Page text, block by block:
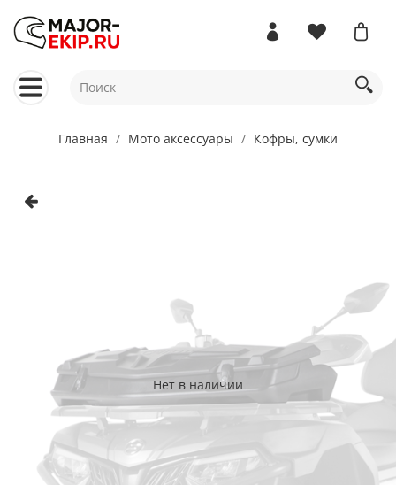
Главная Мото аксессуары Кофры, сумки
Нет в наличии